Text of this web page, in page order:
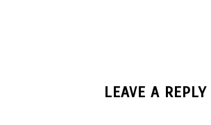
LEAVE A REPLY